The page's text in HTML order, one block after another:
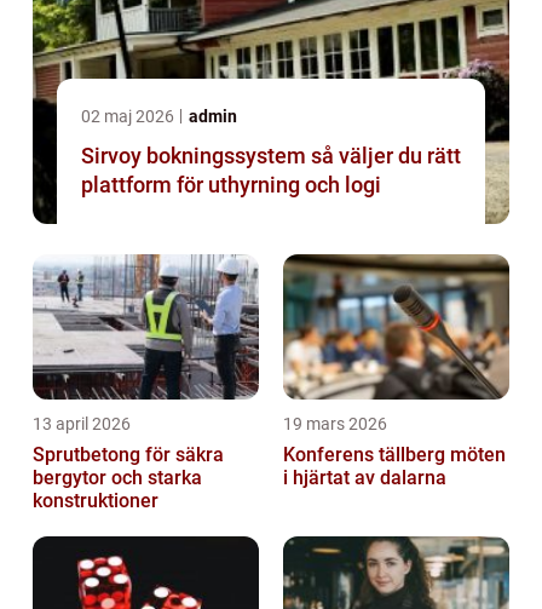
02 maj 2026 admin
Sirvoy bokningssystem så väljer du rätt
plattform för uthyrning och logi
13 april 2026
Sprutbetong för säkra
bergytor och starka
konstruktioner
19 mars 2026
Konferens tällberg möten
i hjärtat av dalarna